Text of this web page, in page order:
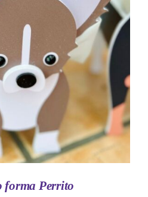
CARRITO
forma Perrito